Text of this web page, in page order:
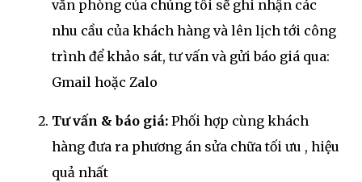
văn phòng của chúng tôi sẽ ghi nhận các
nhu cầu của khách hàng và lên lịch tới công
trình để khảo sát, tư vấn và gửi báo giá qua:
Gmail hoặc Zalo
Tư vấn & báo giá: Phối hợp cùng khách
hàng đưa ra phương án sửa chữa tối ưu , hiệu
quả nhất